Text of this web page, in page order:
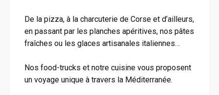
De la pizza, à la charcuterie de Corse et d’ailleurs,
en passant par les planches apéritives, nos pâtes
fraîches ou les glaces artisanales italiennes…
Nos food-trucks et notre cuisine vous proposent
un voyage unique à travers la Méditerranée.